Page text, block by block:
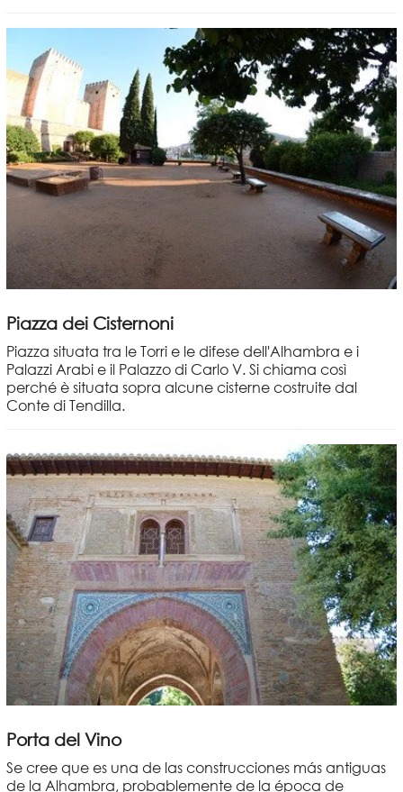
Piazza dei Cisternoni
Piazza situata tra le Torri e le difese dell'Alhambra e i
Palazzi Arabi e il Palazzo di Carlo V. Si chiama così
perché è situata sopra alcune cisterne costruite dal
Conte di Tendilla.
Porta del Vino
Se cree que es una de las construcciones más antiguas
de la Alhambra, probablemente de la época de